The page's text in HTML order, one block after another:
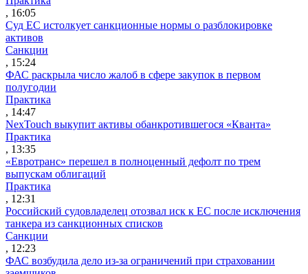
, 16:05
Суд ЕС истолкует санкционные нормы о разблокировке
активов
Санкции
, 15:24
ФАС раскрыла число жалоб в сфере закупок в первом
полугодии
Практика
, 14:47
NexTouch выкупит активы обанкротившегося «Кванта»
Практика
, 13:35
«Евротранс» перешел в полноценный дефолт по трем
выпускам облигаций
Практика
, 12:31
Российский судовладелец отозвал иск к ЕС после исключения
танкера из санкционных списков
Санкции
, 12:23
ФАС возбудила дело из-за ограничений при страховании